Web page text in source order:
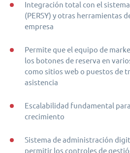
Integración total con el
(PERSY) y otras herramientas
empresa
Permite que el equipo de
los botones de reserva en
como sitios web o puestos de
asistencia
Escalabilidad fundamental
crecimiento
Sistema de administración
permitir los controles de